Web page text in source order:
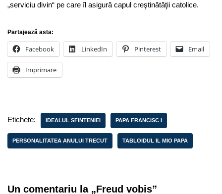
„serviciu divin“ pe care îl asigură capul creştinătăţii catolice.
Partajează asta:
Facebook LinkedIn Pinterest Email
Imprimare
Etichete: IDEALUL SFINTENIEI PAPA FRANCISC I
PERSONALITATEA ANULUI TRECUT TABLOIDUL IL MIO PAPA
Un comentariu la „Freud vobis”